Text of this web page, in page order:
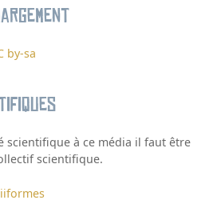
by-sa
scientifique à ce média il faut être
scientifique.